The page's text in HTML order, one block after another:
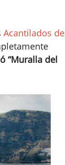
Acantilados de
“Muralla del